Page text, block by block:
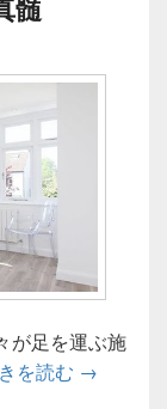
髄
が足を運ぶ施
を読む サロン空
→